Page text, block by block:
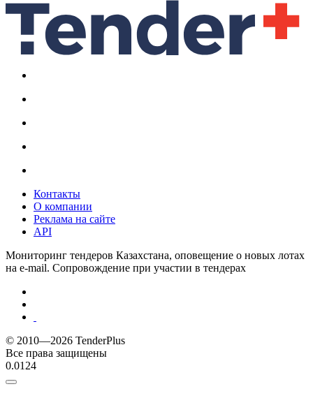
Контакты
О компании
Реклама на сайте
API
Мониторинг тендеров Казахстана, оповещение о новых лотах
на e-mail. Сопровождение при участии в тендерах
© 2010—2026 TenderPlus
Все права защищены
0.0124